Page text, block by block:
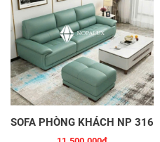
SOFA PHÒNG KHÁCH NP 316